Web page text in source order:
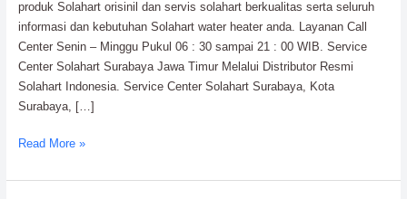
produk Solahart orisinil dan servis solahart berkualitas serta seluruh
informasi dan kebutuhan Solahart water heater anda. Layanan Call
Center Senin – Minggu Pukul 06 : 30 sampai 21 : 00 WIB. Service
Center Solahart Surabaya Jawa Timur Melalui Distributor Resmi
Solahart Indonesia. Service Center Solahart Surabaya, Kota
Surabaya, […]
Read More »